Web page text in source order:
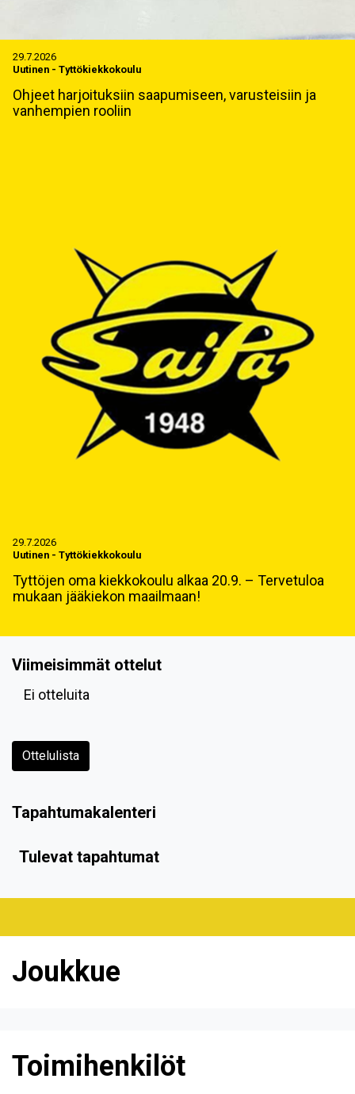
29.7.2026
Uutinen - Tyttökiekkokoulu
Ohjeet harjoituksiin saapumiseen, varusteisiin ja
vanhempien rooliin
29.7.2026
Uutinen - Tyttökiekkokoulu
Tyttöjen oma kiekkokoulu alkaa 20.9. – Tervetuloa
mukaan jääkiekon maailmaan!
Viimeisimmät ottelut
Ei otteluita
Ottelulista
Tapahtumakalenteri
Tulevat tapahtumat
Joukkue
Toimihenkilöt